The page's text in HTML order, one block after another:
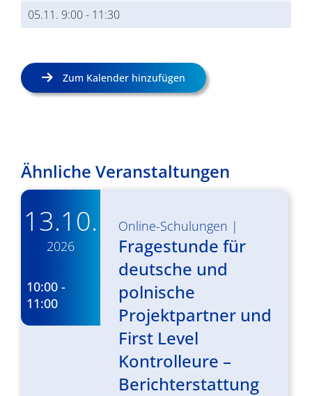
05.11. 9:00- 11:30
Zum Kalender hinzufügen
Ähnliche Veranstaltungen
13.10.
2026
-
10:00 -
11:00
Online-Schulungen |
Fragestunde für
deutsche und
polnische
Projektpartner und
First Level
Kontrolleure –
Berichterstattung